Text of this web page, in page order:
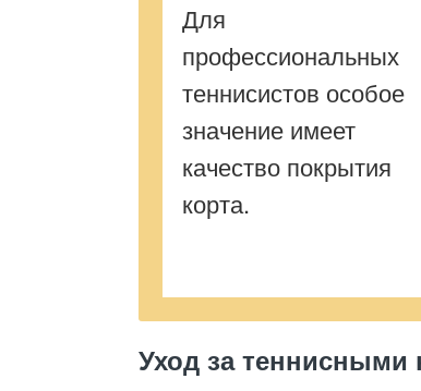
Для
профессиональных
теннисистов особое
значение имеет
качество покрытия
корта.
Уход за теннисными